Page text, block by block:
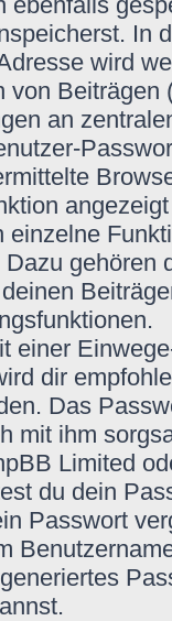
In
wird
von
an
einzelne
gehören
einer
dir
Das
mit ihm
Limited
du dein
Passwort